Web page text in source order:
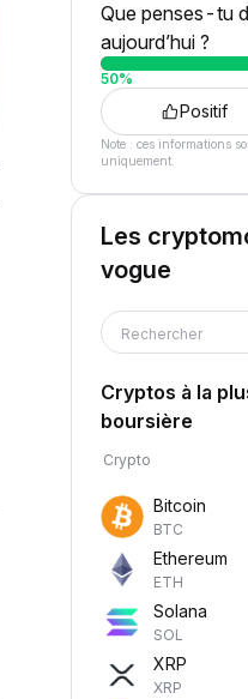
Que penses-tu
aujourd’hui ?
50%
Positif
Note : ces informations
uniquement.
Les
vogue
Rechercher
Cryptos à la
boursière
Crypto
Bitcoin
BTC
Ethereum
ETH
Solana
SOL
XRP
XRP